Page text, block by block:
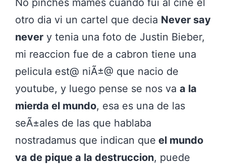
otro dia vi un cartel que decia Never say
never y tenia una foto de Justin Bieber,
mi reaccion fue de a cabron tiene una
pelicula est@ niÃ±@ que nacio de
youtube, y luego pense se nos va a la
mierda el mundo, esa es una de las
seÃ±ales de las que hablaba
nostradamus que indican que el mundo
va de pique a la destruccion, puede